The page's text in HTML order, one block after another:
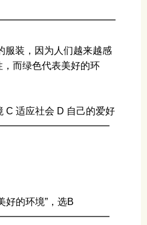
服装，因为人们越来越感
而绿色代表美好的环
C 适应社会 D 自己的爱好
好的环境”，选B